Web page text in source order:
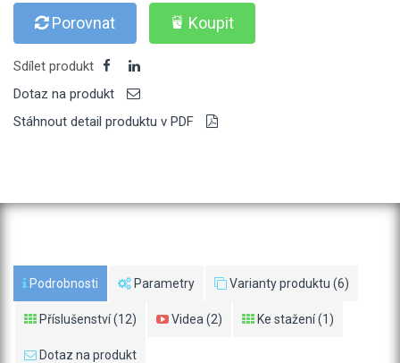
Porovnat Koupit
Sdílet produkt
Dotaz na produkt
Stáhnout detail produktu v PDF
Podrobnosti Parametry Varianty produktu (6)
Příslušenství (12) Videa (2) Ke stažení (1)
Dotaz na produkt